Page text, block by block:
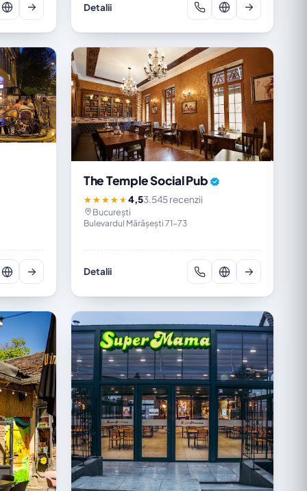
Detalii
The Temple Social Pub
★★★★★4,53.545 recenzii
București
Bulevardul Mărășești 71-73
Detalii